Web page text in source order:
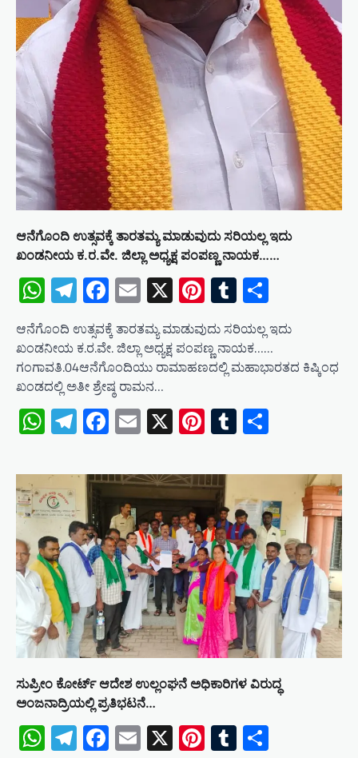
ಆನೆಗೊಂದಿ ಉತ್ಸವಕ್ಕೆ ತಾರತಮ್ಯ ಮಾಡುವುದು ಸರಿಯಲ್ಲ ಇದು
ಖಂಡನೀಯ ಕ.ರ.ವೇ. ಜಿಲ್ಲಾ ಅಧ್ಯಕ್ಷ ಪಂಪಣ್ಣ ನಾಯಕ……
WhatsApp
Telegram
Facebook
Email
X Pinterest
Tumblr
ಆನೆಗೊಂದಿ ಉತ್ಸವಕ್ಕೆ ತಾರತಮ್ಯ ಮಾಡುವುದು ಸರಿಯಲ್ಲ ಇದು
ಖಂಡನೀಯ ಕ.ರ.ವೇ. ಜಿಲ್ಲಾ ಅಧ್ಯಕ್ಷ ಪಂಪಣ್ಣ ನಾಯಕ……
ಗಂಗಾವತಿ.04ಆನೆಗೊಂದಿಯು ರಾಮಾಹಣದಲ್ಲಿ ಮಹಾಭಾರತದ ಕಿಷ್ಕಿಂಧ
ಖಂಡದಲ್ಲಿ ಅತೀ ಶ್ರೇಷ್ಠ ರಾಮನ…
WhatsApp
Telegram
Facebook
Email
X Pinterest
Tumblr
ಸುಪ್ರೀಂ ಕೋರ್ಟ್ ಆದೇಶ ಉಲ್ಲಂಘನೆ ಅಧಿಕಾರಿಗಳ ವಿರುದ್ಧ
ಅಂಜನಾದ್ರಿಯಲ್ಲಿ ಪ್ರತಿಭಟನೆ…
WhatsApp
Telegram
Facebook
Email
X Pinterest
Tumblr